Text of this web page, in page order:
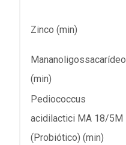
Zinco (min)
Mananoligossacarídeo
(min)
Pediococcus
acidilactici MA 18/5M
(Probiótico) (min)